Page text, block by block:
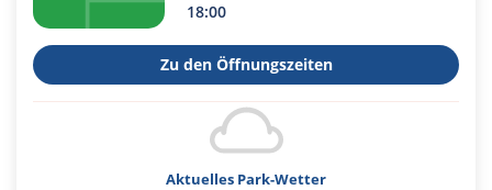
18:00
Zu den Öffnungszeiten
Aktuelles Park-Wetter